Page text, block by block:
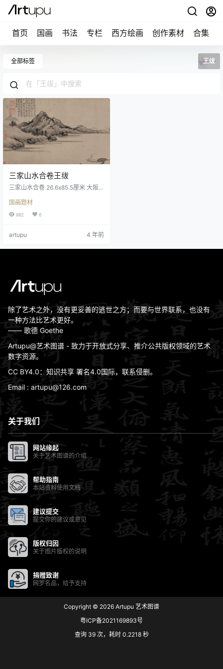
首页 国画 书法 专栏 西方绘画 创作素材 合集
全部标签 王绂
三家山水合卷王绂
三家山水合卷 26.6x85.5厘米 大阪
画家。少为弟子员，永乐初以擅画
荐，供事文渊阁，拜中书舍人。博
明朝第一。山水师王蒙、倪瓒，自
山，丛篁怪石，有意所适，无不妙
国画题材
882 0
artupu 4 年前
除了艺术之外，没有更妥善的逃世之方；而要与世界联系，也没有
一种方法比艺术更好。
—— 歌德 Goethe
Artupu@艺术图谱 - 致力于开放式分享、推介公共版权领域的艺术
数字资源。
CC BY4.0：知识共享 署名4.0国际，联系侵删。
Email : artupu@126.com
关于我们
网站缘起
关于艺术图谱的介绍
帮助指南
本站资料使用文档
建议提交
提交你的建议或意见
版权归因
关于图片版权的说明
捐赠致谢
网罗名品，给予支持
Copyright © 2026 Artupu 艺术图谱
粤ICP备2021169893号
查询 39 次，耗时 0.2218 秒